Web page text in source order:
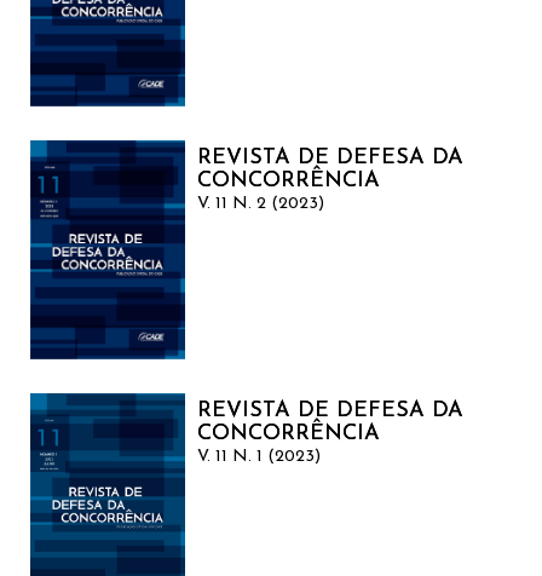
REVISTA DE DEFESA DA
CONCORRÊNCIA
V. 11 N. 2 (2023)
REVISTA DE DEFESA DA
CONCORRÊNCIA
V. 11 N. 1 (2023)